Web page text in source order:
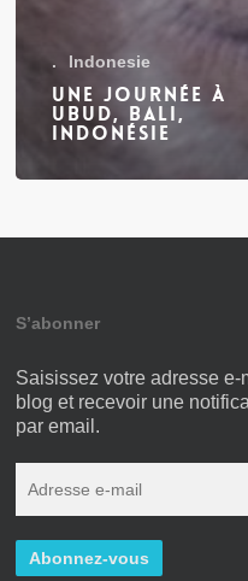
. Indonesie
Une journée à
Ubud, Bali,
Indonésie
S’abonner
Saisissez votre adresse
blog et recevoir une
par email.